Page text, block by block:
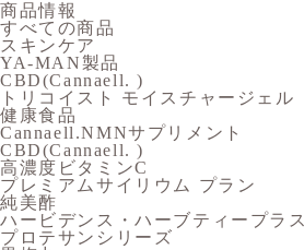
商品情報
すべての商品
スキンケア
YA-MAN製品
CBD(Cannaell. )
トリコイスト モイスチャージェル
健康食品
Cannaell.NMNサプリメント
CBD(Cannaell. )
高濃度ビタミンC
プレミアムサイリウム プラン
純美酢
ハービデンス・ハーブティープラス
プロテサンシリーズ